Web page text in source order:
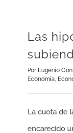
Las
Por Eugenio
Economía,
La cuota de
encarecido